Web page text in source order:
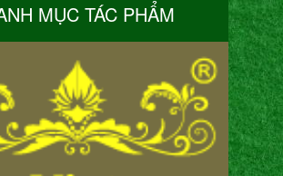
MỤC TÁC PHẨM